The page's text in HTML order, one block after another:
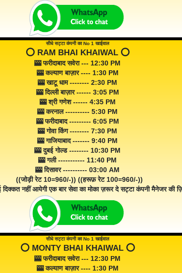
सीधे सट्टा कंपनी का No 1 खाईवाल
⭕️ RAM BHAI KHAIWAL ⭕️
🎰 फरीदाबाद सवेरा --- 12:30 PM
🎰 कल्याण बाज़ार ---- 1:30 PM
🎰 खाटू धाम -------- 2:30 PM
🎰 दिल्ली बाज़ार ------ 3:05 PM
🎰 श्री गणेश ------ 4:35 PM
🎰 करनाल ---------- 5:30 PM
🎰 फरीदाबाद --------- 6:05 PM
🎰 गोवा किंग -------- 7:30 PM
🎰 गाजियाबाद ------- 9:40 PM
🎰 दुबई गोल्ड -------- 10:30 PM
🎰 गली ----------- 11:40 PM
🎰 दिसावर ---------- 03:00 AM
((जोड़ी रेट 10=960/-)) ((हरूफ़ रेट 100=960/-))
नहीं आयेगी एक बार सेवा का मोका ज़रूर दे सट्टा कंपनी मैनेजर की
सीधे सट्टा कंपनी का No 1 खाईवाल
⭕️ MONTY BHAI KHAIWAL ⭕️
🎰 फरीदाबाद सवेरा --- 12:30 PM
🎰 कल्याण बाज़ार ---- 1:30 PM